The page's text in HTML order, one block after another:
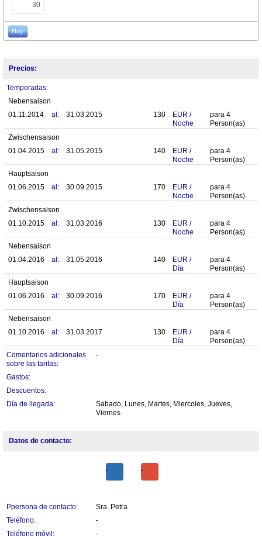
30
Hoy
Precios:
Temporadas:
Nebensaison
01.11.2014
al: 31.03.2015 130 EUR /
Noche
para 4
Person(as)
Zwischensaison
01.04.2015
al: 31.05.2015 140 EUR /
Noche
para 4
Person(as)
Hauptsaison
01.06.2015
al: 30.09.2015 170 EUR /
Noche
para 4
Person(as)
Zwischensaison
01.10.2015
al: 31.03.2016 130 EUR /
Noche
para 4
Person(as)
Nebensaison
01.04.2016
al: 31.05.2016 140 EUR /
Día
para 4
Person(as)
Hauptsaison
01.06.2016
al: 30.09.2016 170 EUR /
Día
para 4
Person(as)
Nebensaison
01.10.2016
al: 31.03.2017 130 EUR /
Día
para 4
Person(as)
Comentarios adicionales
sobre las tarifas:
-
Gastos:
Descuentos:
Día de llegada:
Sabado, Lunes, Martes, Miercoles, Jueves,
Viernes
Datos de contacto:
Ppersona de contacto:
Sra. Petra
Teléfono:
-
Teléfono móvil:
-